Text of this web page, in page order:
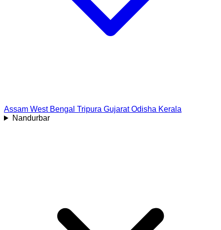
Assam West Bengal Tripura Gujarat Odisha Kerala
Nandurbar